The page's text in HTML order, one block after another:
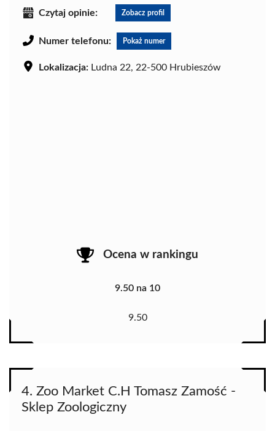
Czytaj opinie: Zobacz profil
Numer telefonu: Pokaż numer
Lokalizacja: Ludna 22, 22-500 Hrubieszów
Ocena w rankingu
9.50 na 10
9.50
4. Zoo Market C.H Tomasz Zamość -
Sklep Zoologiczny